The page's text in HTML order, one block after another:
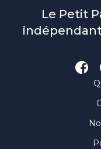
Le Petit